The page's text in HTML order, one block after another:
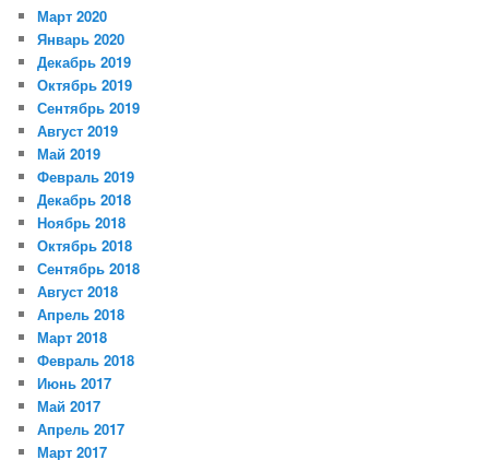
Март 2020
Январь 2020
Декабрь 2019
Октябрь 2019
Сентябрь 2019
Август 2019
Май 2019
Февраль 2019
Декабрь 2018
Ноябрь 2018
Октябрь 2018
Сентябрь 2018
Август 2018
Апрель 2018
Март 2018
Февраль 2018
Июнь 2017
Май 2017
Апрель 2017
Март 2017